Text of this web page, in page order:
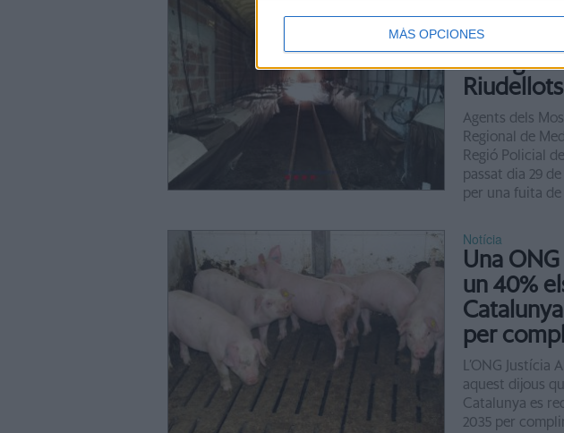
MÁS OPCIONESd'una
amb
Agents dels
Regional de
Regió Policial
passat dia 29
per una fuita de
Notícia
Una
un 40%
per
L’ONG
aquest dijous
Catalunya es
2035 per